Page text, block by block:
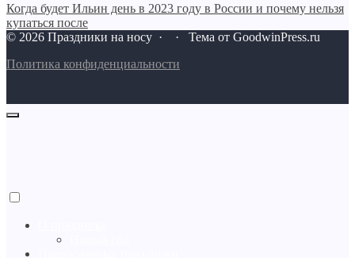
Когда будет Ильин день в 2023 году в России и почему нельзя
купаться после
© 2026 Праздники на носу ·
· Тема от GoodwinPress.ru
Политика конфиденциальности